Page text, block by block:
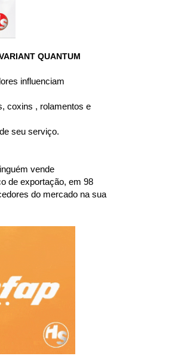
QUANTUM
influenciam
coxins , rolamentos e
seu serviço.
vende
de exportação, em 98
do mercado na sua